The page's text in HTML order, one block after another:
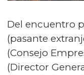
Del encuentro
(pasante
(Consejo
(Director